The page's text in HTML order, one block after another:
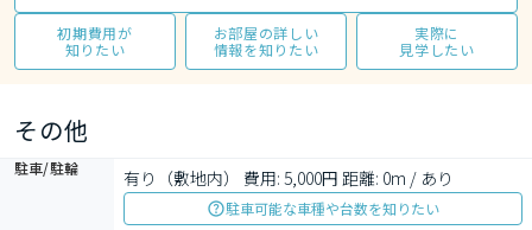
初期費用が
知りたい
お部屋の詳しい
情報を知りたい
実際に
見学したい
その他
駐車/駐輪 有り（敷地内） 費用: 5,000円 距離: 0m / あり
駐車可能な車種や台数を知りたい